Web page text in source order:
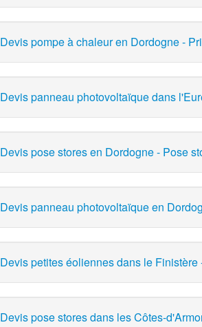
Devis pompe à chaleur en Dordogne -
Devis panneau photovoltaïque dans
Devis pose stores en Dordogne - Pose
Devis panneau photovoltaïque en
Devis petites éoliennes dans le
Devis pose stores dans les Côtes-